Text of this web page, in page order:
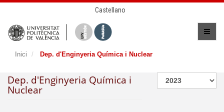
Castellano
Inici Dep. d'Enginyeria Química i Nuclear
Dep. d'Enginyeria Química i
Nuclear